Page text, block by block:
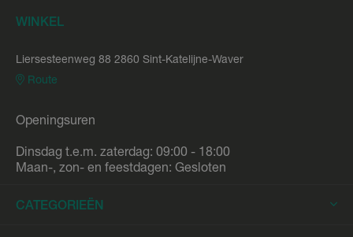
WINKEL
Liersesteenweg 88 2860 Sint-Katelijne-Waver
Route
Openingsuren
Dinsdag t.e.m. zaterdag: 09:00 - 18:00
Maan-, zon- en feestdagen: Gesloten
CATEGORIEËN